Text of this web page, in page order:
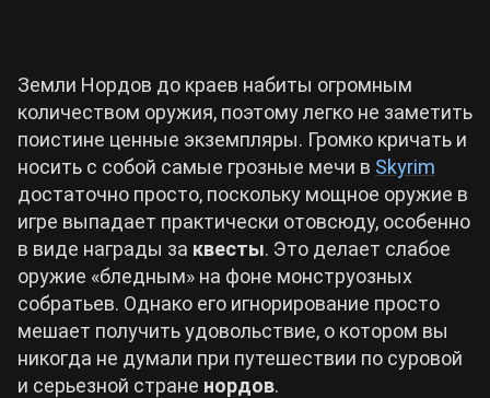
Gothic 1 Remake
Arknights: Endfield
Crimson Desert
Zenless Zone Zero
Kingdom Come: Deliverance 2
Билды Neverness to Everness
Билды Arknights: Endfield
Билды Wuthering Waves
Билды Cyberpunk 2077
Фильмы и сериалы
Земли Нордов до краев набиты огромным
количеством оружия, поэтому легко не заметить
поистине ценные экземпляры. Громко кричать и
носить с собой самые грозные мечи в Skyrim
достаточно просто, поскольку мощное оружие в
игре выпадает практически отовсюду, особенно
в виде награды за квесты. Это делает слабое
оружие «бледным» на фоне монструозных
собратьев. Однако его игнорирование просто
мешает получить удовольствие, о котором вы
никогда не думали при путешествии по суровой
и серьезной стране нордов.